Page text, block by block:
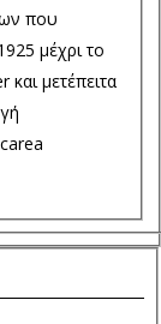
που
μέχρι το
μετέπειτα